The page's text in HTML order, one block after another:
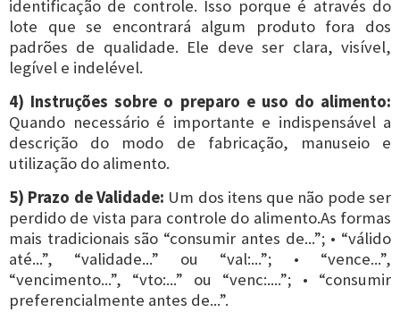
identificação de controle. Isso porque é através do
lote que se encontrará algum produto fora dos
padrões de qualidade. Ele deve ser clara, visível,
legível e indelével.
4) Instruções sobre o preparo e uso do alimento:
Quando necessário é importante e indispensável a
descrição do modo de fabricação, manuseio e
utilização do alimento.
5) Prazo de Validade: Um dos itens que não pode ser
perdido de vista para controle do alimento.As formas
mais tradicionais são “consumir antes de...”; • “válido
até...”, “validade...” ou “val:...”; • “vence...”,
“vencimento...”, “vto:...” ou “venc:....”; • “consumir
preferencialmente antes de...”.